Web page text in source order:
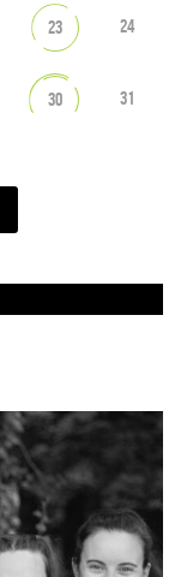
23 24
30 31